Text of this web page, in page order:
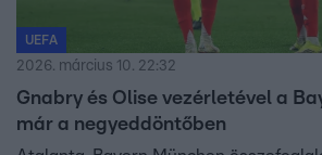
UEFA
2026. március 10. 22:32
Gnabry és Olise vezérletével a
már a negyeddöntőben